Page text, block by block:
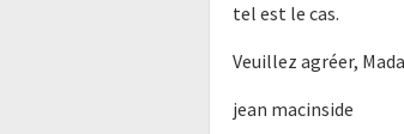
tel est le cas.
Veuillez agréer,
jean macinside